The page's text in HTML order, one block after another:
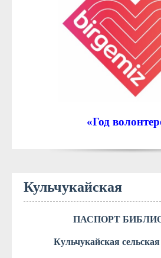
«Год
Кульчукайская
ПАСПОРТ
Кульчукайская